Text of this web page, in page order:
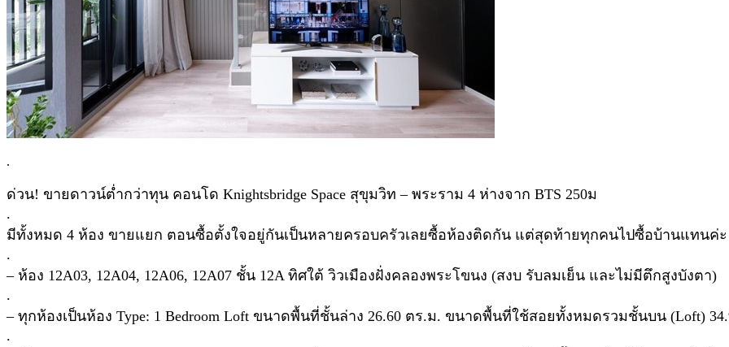
.
ด่วน! ขายดาวน์ต่ำกว่าทุน คอนโด Knightsbridge Space สุขุมวิท – พระราม 4 ห่างจาก BTS 250ม
.
มีทั้งหมด 4 ห้อง ขายแยก ตอนซื้อตั้งใจอยู่กันเป็นหลายครอบครัวเลยซื้อห้องติดกัน แต่สุดท้ายทุกคนไปซื้อบ้านแทนค่ะ
.
– ห้อง 12A03, 12A04, 12A06, 12A07 ชั้น 12A ทิศใต้ วิวเมืองฝั่งคลองพระโขนง (สงบ รับลมเย็น และไม่มีตึกสูงบังตา)
.
– ทุกห้องเป็นห้อง Type: 1 Bedroom Loft ขนาดพื้นที่ชั้นล่าง 26.60 ตร.ม. ขนาดพื้นที่ใช้สอยทั้งหมดรวมชั้นบน (Loft)
.